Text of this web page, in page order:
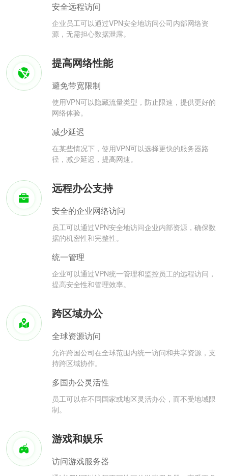
安全远程访问
企业员工可以通过VPN安全地访问公司内部网络资
源，无需担心数据泄露。
提高网络性能
避免带宽限制
使用VPN可以隐藏流量类型，防止限速，提供更好的
网络体验。
减少延迟
在某些情况下，使用VPN可以选择更快的服务器路
径，减少延迟，提高网速。
远程办公支持
安全的企业网络访问
员工可以通过VPN安全地访问企业内部资源，确保数
据的机密性和完整性。
统一管理
企业可以通过VPN统一管理和监控员工的远程访问，
提高安全性和管理效率。
跨区域办公
全球资源访问
允许跨国公司在全球范围内统一访问和共享资源，支
持跨区域协作。
多国办公灵活性
员工可以在不同国家或地区灵活办公，而不受地域限
制。
游戏和娱乐
访问游戏服务器